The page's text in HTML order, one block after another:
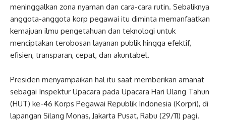
meninggalkan zona nyaman dan cara-cara rutin. Sebaliknya
anggota-anggota korp pegawai itu diminta memanfaatkan
kemajuan ilmu pengetahuan dan teknologi untuk
menciptakan terobosan layanan publik hingga efektif,
efisien, transparan, cepat, dan akuntabel.
Presiden menyampaikan hal itu saat memberikan amanat
sebagai Inspektur Upacara pada Upacara Hari Ulang Tahun
(HUT) ke-46 Korps Pegawai Republik Indonesia (Korpri), di
lapangan Silang Monas, Jakarta Pusat, Rabu (29/11) pagi.